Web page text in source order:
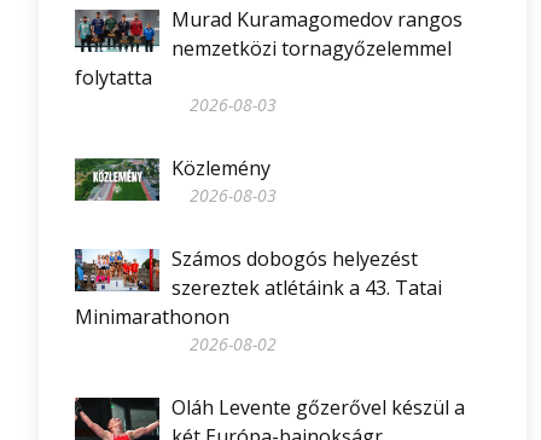
Murad Kuramagomedov rangos
nemzetközi tornagyőzelemmel
folytatta
2026-08-03
Közlemény
2026-08-03
Számos dobogós helyezést
szereztek atlétáink a 43. Tatai
Minimarathonon
2026-08-02
Oláh Levente gőzerővel készül a